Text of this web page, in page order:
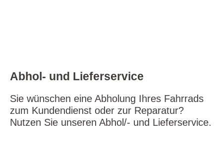
Abhol- und Lieferservice
Sie wünschen eine Abholung Ihres Fahrrads
zum Kundendienst oder zur Reparatur?
Nutzen Sie unseren Abhol/- und Lieferservice.